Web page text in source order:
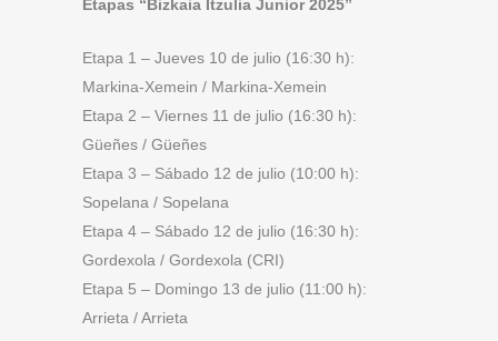
Etapas “Bizkaia Itzulia Junior 2025”
Etapa 1 – Jueves 10 de julio (16:30 h):
Markina-Xemein / Markina-Xemein
Etapa 2 – Viernes 11 de julio (16:30 h):
Güeñes / Güeñes
Etapa 3 – Sábado 12 de julio (10:00 h):
Sopelana / Sopelana
Etapa 4 – Sábado 12 de julio (16:30 h):
Gordexola / Gordexola (CRI)
Etapa 5 – Domingo 13 de julio (11:00 h):
Arrieta / Arrieta